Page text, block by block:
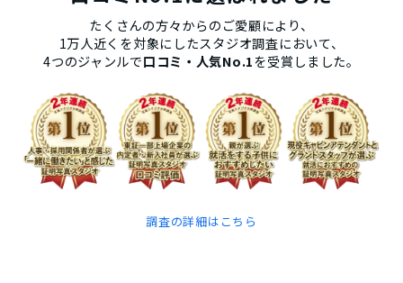
たくさんの方々からのご愛顧により、
1万人近くを対象にしたスタジオ調査において、
4つのジャンルで口コミ・人気No.1を受賞しました。
調査の詳細はこちら